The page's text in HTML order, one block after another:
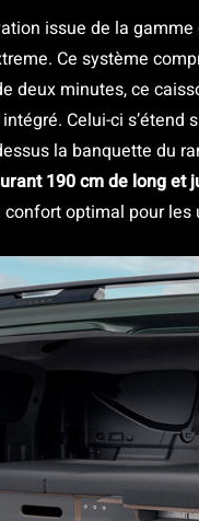
issue de la gamme
Ce système
deux minutes, ce
Celui-ci
la banquette du
190 cm de long et
confort optimal pour les